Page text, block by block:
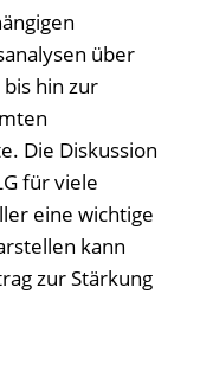
über
hin zur
Die Diskussion
für viele
eine wichtige
kann
zur Stärkung